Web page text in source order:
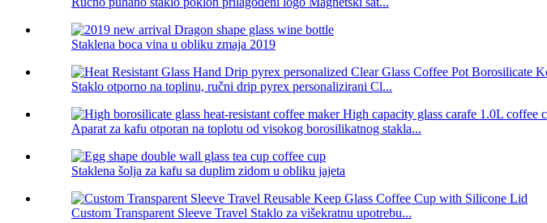
Staklena boca vina u obliku zmaja 2019
Staklo otporno na toplinu, ručni drip pyrex personalizirani Cl...
Aparat za kafu otporan na toplotu od visokog borosilikatnog stakla...
Staklena šolja za kafu sa duplim zidom u obliku jajeta
Custom Transparent Sleeve Travel Staklo za višekratnu upotrebu...